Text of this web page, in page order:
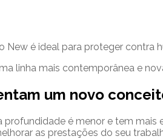
é ideal para proteger contra
linha mais contemporânea e
um novo
é menor e tem
as prestações do seu